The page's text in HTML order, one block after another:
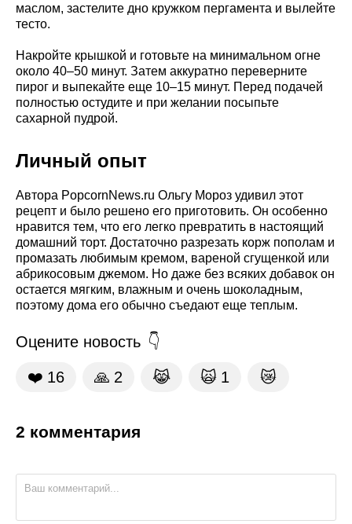
маслом, застелите дно кружком пергамента и вылейте
тесто.
Накройте крышкой и готовьте на минимальном огне
около 40–50 минут. Затем аккуратно переверните
пирог и выпекайте еще 10–15 минут. Перед подачей
полностью остудите и при желании посыпьте
сахарной пудрой.
Личный опыт
Автора PopcornNews.ru Ольгу Мороз удивил этот
рецепт и было решено его приготовить. Он особенно
нравится тем, что его легко превратить в настоящий
домашний торт. Достаточно разрезать корж пополам и
промазать любимым кремом, вареной сгущенкой или
абрикосовым джемом. Но даже без всяких добавок он
остается мягким, влажным и очень шоколадным,
поэтому дома его обычно съедают еще теплым.
Оцените новость
❤️ 16 🙏 2 😹 🙀 1 😿
2 комментария